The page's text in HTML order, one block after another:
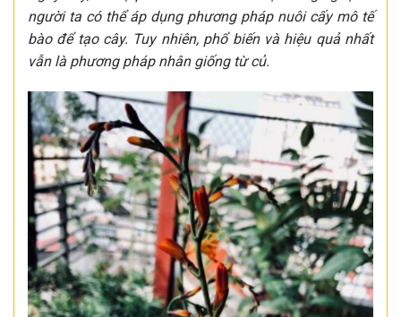
người ta có thể áp dụng phương pháp nuôi cấy mô tế
bào để tạo cây. Tuy nhiên, phổ biến và hiệu quả nhất
vẫn là phương pháp nhân giống từ củ.